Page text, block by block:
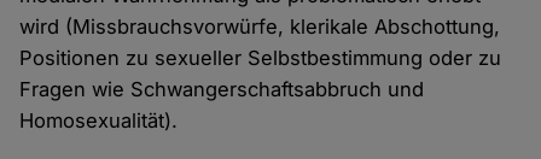
wird (Missbrauchsvorwürfe, klerikale Abschottung,
Positionen zu sexueller Selbstbestimmung oder zu
Fragen wie Schwangerschaftsabbruch und
Homosexualität).